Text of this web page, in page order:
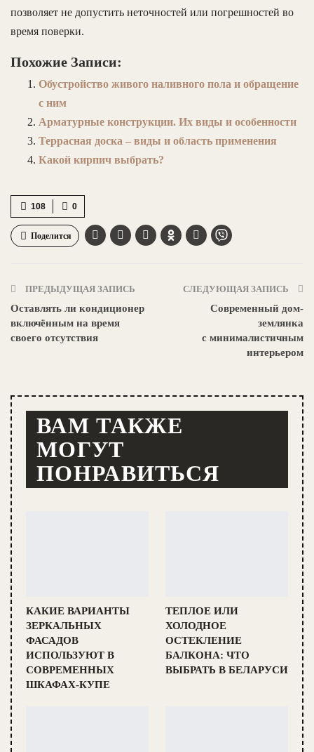
позволяет не допустить неточностей или погрешностей во
время поверки.
Похожие Записи:
Обустройство живого наливного пола и обращение
с ним
Арматурные конструкции. Их виды и особенности
Террасная доска – виды и область применения
Какой кирпич выбрать?
0
108
Поделится
ПРЕДЫДУЩАЯ ЗАПИСЬ
Оставлять ли кондиционер
включённым на время
своего отсутствия
СЛЕДУЮЩАЯ ЗАПИСЬ
Современный дом-
землянка
с минималистичным
интерьером
ВАМ ТАКЖЕ
МОГУТ
ПОНРАВИТЬСЯ
КАКИЕ ВАРИАНТЫ
ЗЕРКАЛЬНЫХ
ФАСАДОВ
ИСПОЛЬЗУЮТ В
СОВРЕМЕННЫХ
ШКАФАХ-КУПЕ
ТЕПЛОЕ ИЛИ
ХОЛОДНОЕ
ОСТЕКЛЕНИЕ
БАЛКОНА: ЧТО
ВЫБРАТЬ В БЕЛАРУСИ